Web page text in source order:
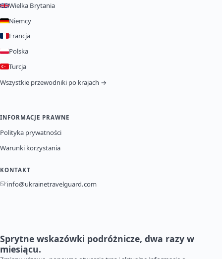
Wielka Brytania
Niemcy
Francja
Polska
Turcja
Wszystkie przewodniki po krajach →
INFORMACJE PRAWNE
Polityka prywatności
Warunki korzystania
KONTAKT
info@ukrainetravelguard.com
Sprytne wskazówki podróżnicze, dwa razy w
miesiącu.